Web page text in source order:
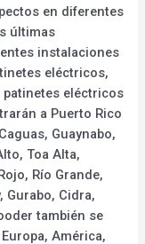
en diferentes
últimas
instalaciones
eléctricos,
eléctricos
a Puerto Rico
Guaynabo,
Toa Alta,
Río Grande,
Gurabo, Cidra,
también se
América,